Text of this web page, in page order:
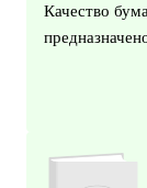
Качество